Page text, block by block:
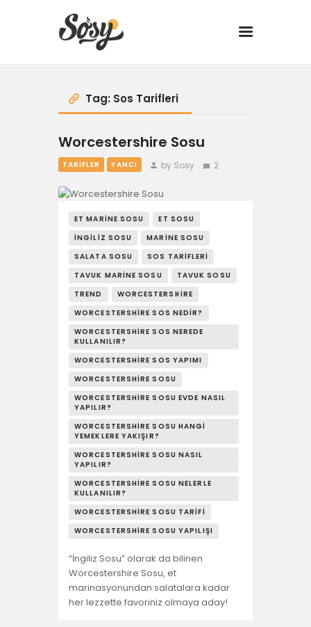
TARİFLER
MANGAL
YANCI
FIT
DRINK
BBQ 101
YAŞAM
SOSY’LE!
Tag: Sos Tarifleri
Worcestershire Sosu
TARIFLER YANCI by Sosy 2
ET MARINE SOSU
ET SOSU
İNGILIZ SOSU
MARINE SOSU
SALATA SOSU
SOS TARIFLERI
TAVUK MARINE SOSU
TAVUK SOSU
TREND
WORCESTERSHIRE
WORCESTERSHIRE SOS NEDIR?
WORCESTERSHIRE SOS NEREDE
KULLANILIR?
WORCESTERSHIRE SOS YAPIMI
WORCESTERSHIRE SOSU
WORCESTERSHIRE SOSU EVDE NASIL
YAPILIR?
WORCESTERSHIRE SOSU HANGI
YEMEKLERE YAKIŞIR?
WORCESTERSHIRE SOSU NASIL
YAPILIR?
WORCESTERSHIRE SOSU NELERLE
KULLANILIR?
WORCESTERSHIRE SOSU TARIFI
WORCESTERSHIRE SOSU YAPILIŞI
“İngiliz Sosu” olarak da bilinen
Worcestershire Sosu, et
marinasyonundan salatalara kadar
her lezzette favoriniz olmaya aday!